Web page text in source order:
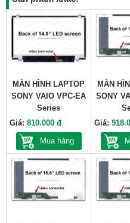
MÀN HÌNH LAPTOP
SONY VAIO VPC-EA
Series
Giá: 810.000 đ
Mua hàng
MÀN
SONY
Giá: